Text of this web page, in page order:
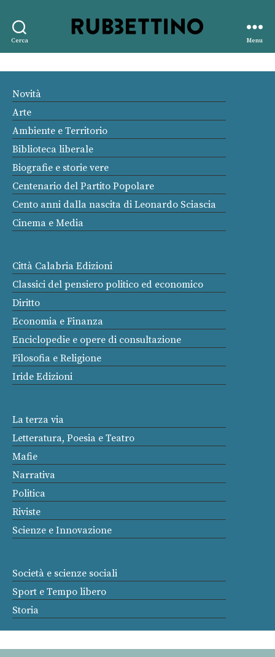
Cerca
editore
Menu
Novità
Arte
Ambiente e Territorio
Biblioteca liberale
Biografie e storie vere
Centenario del Partito Popolare
Cento anni dalla nascita di Leonardo Sciascia
Cinema e Media
Città Calabria Edizioni
Classici del pensiero politico ed economico
Diritto
Economia e Finanza
Enciclopedie e opere di consultazione
Filosofia e Religione
Iride Edizioni
La terza via
Letteratura, Poesia e Teatro
Mafie
Narrativa
Politica
Riviste
Scienze e Innovazione
Società e scienze sociali
Sport e Tempo libero
Storia